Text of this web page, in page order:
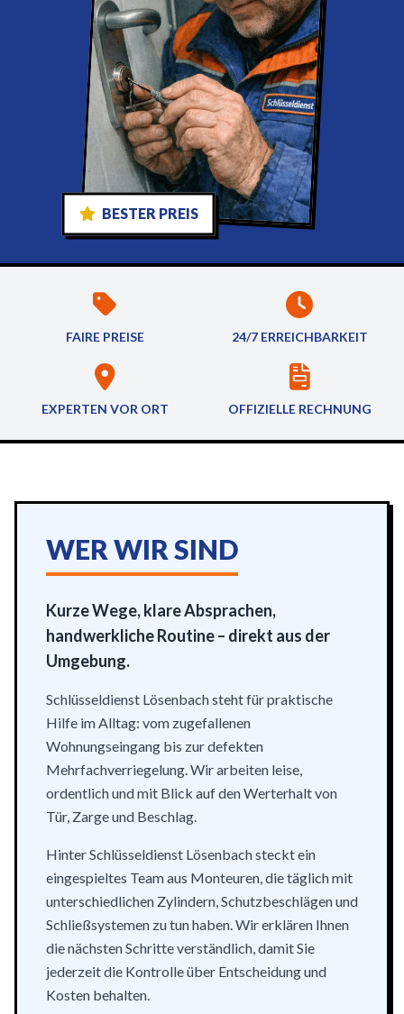
BESTER PREIS
FAIRE PREISE 24/7 ERREICHBARKEIT
EXPERTEN VOR ORT OFFIZIELLE RECHNUNG
WER WIR SIND
Kurze Wege, klare Absprachen,
handwerkliche Routine – direkt aus der
Umgebung.
Schlüsseldienst Lösenbach steht für praktische
Hilfe im Alltag: vom zugefallenen
Wohnungseingang bis zur defekten
Mehrfachverriegelung. Wir arbeiten leise,
ordentlich und mit Blick auf den Werterhalt von
Tür, Zarge und Beschlag.
Hinter Schlüsseldienst Lösenbach steckt ein
eingespieltes Team aus Monteuren, die täglich mit
unterschiedlichen Zylindern, Schutzbeschlägen und
Schließsystemen zu tun haben. Wir erklären Ihnen
die nächsten Schritte verständlich, damit Sie
jederzeit die Kontrolle über Entscheidung und
Kosten behalten.